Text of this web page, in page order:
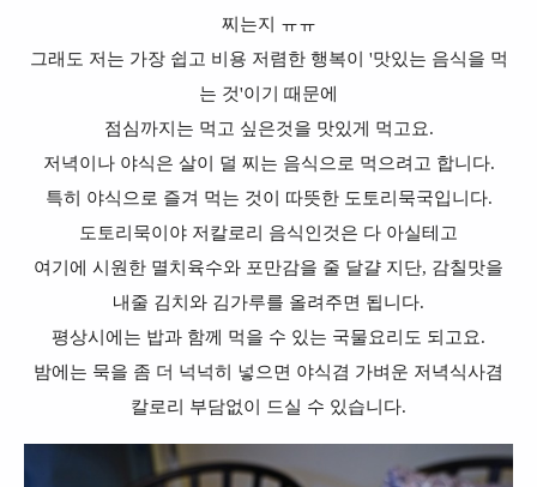
찌는지 ㅠㅠ
그래도 저는 가장 쉽고 비용 저렴한 행복이 '맛있는 음식을 먹
는 것'이기 때문에
점심까지는 먹고 싶은것을 맛있게 먹고요.
저녁이나 야식은 살이 덜 찌는 음식으로 먹으려고 합니다.
특히 야식으로 즐겨 먹는 것이 따뜻한 도토리묵국입니다.
도토리묵이야 저칼로리 음식인것은 다 아실테고
여기에 시원한 멸치육수와 포만감을 줄 달걀 지단, 감칠맛을
내줄 김치와 김가루를 올려주면 됩니다.
평상시에는 밥과 함께 먹을 수 있는 국물요리도 되고요.
밤에는 묵을 좀 더 넉넉히 넣으면 야식겸 가벼운 저녁식사겸
칼로리 부담없이 드실 수 있습니다.